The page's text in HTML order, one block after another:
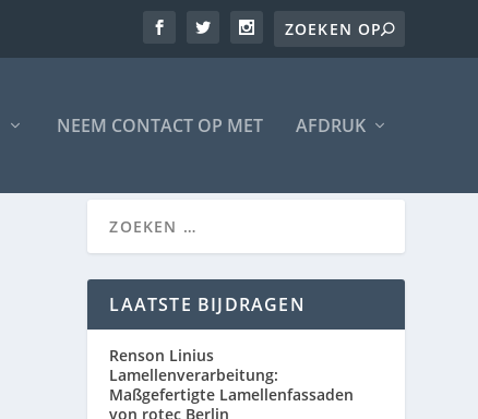
NEEM CONTACT OP MET AFDRUK
LAATSTE BIJDRAGEN
Renson Linius
Lamellenverarbeitung:
Maßgefertigte Lamellenfassaden
von rotec Berlin